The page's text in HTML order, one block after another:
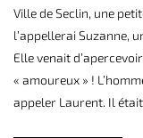
Ville de Seclin, une
l’appellerai Suzanne,
Elle venait
« amoureux » !
appeler Laurent. Il